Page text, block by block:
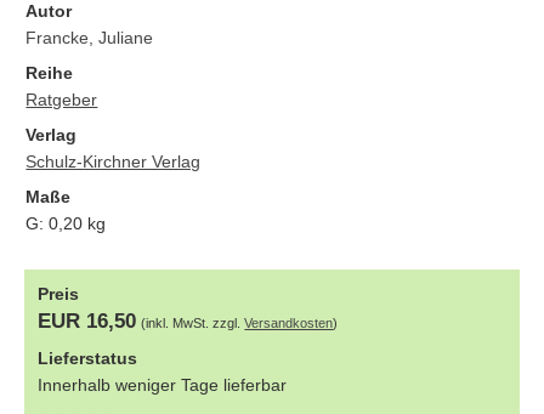
Autor
Francke, Juliane
Reihe
Ratgeber
Verlag
Schulz-Kirchner Verlag
Maße
G:0,20 kg
Preis
EUR 16,50 (inkl. MwSt. zzgl.Versandkosten)
Lieferstatus
Innerhalb weniger Tage lieferbar